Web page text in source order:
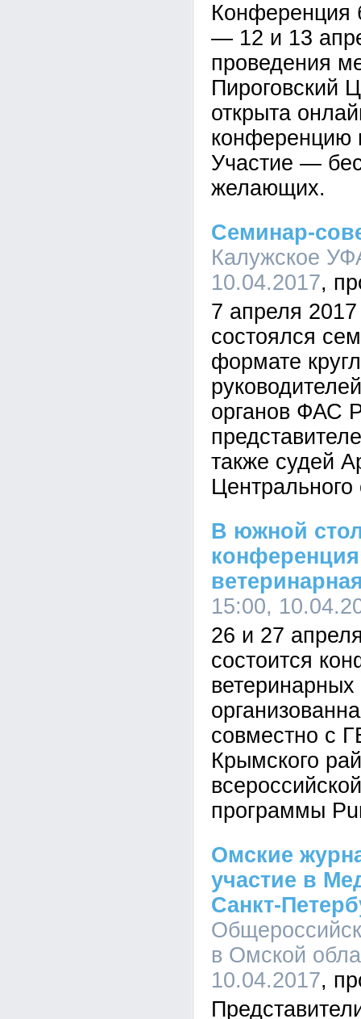
Конференция
— 12 и 13
проведения
Пироговский
открыта
конференцию
Участие —
желающих.
Семинар-
Калужское
10.04.2017
7 апреля 2017
состоялся
формате
органов ФАС
также судей
Центрального
В южной
15:00,
26 и 27
состоится
ветеринарных
совместно с
Крымского
программы
Омские
участие в
Санкт-
в Омской
10.04.2017